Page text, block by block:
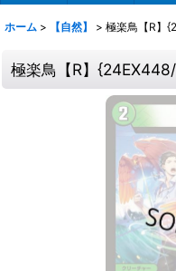
ホーム > 【自然】 > 極楽鳥【R】
極楽鳥【R】{24EX448/